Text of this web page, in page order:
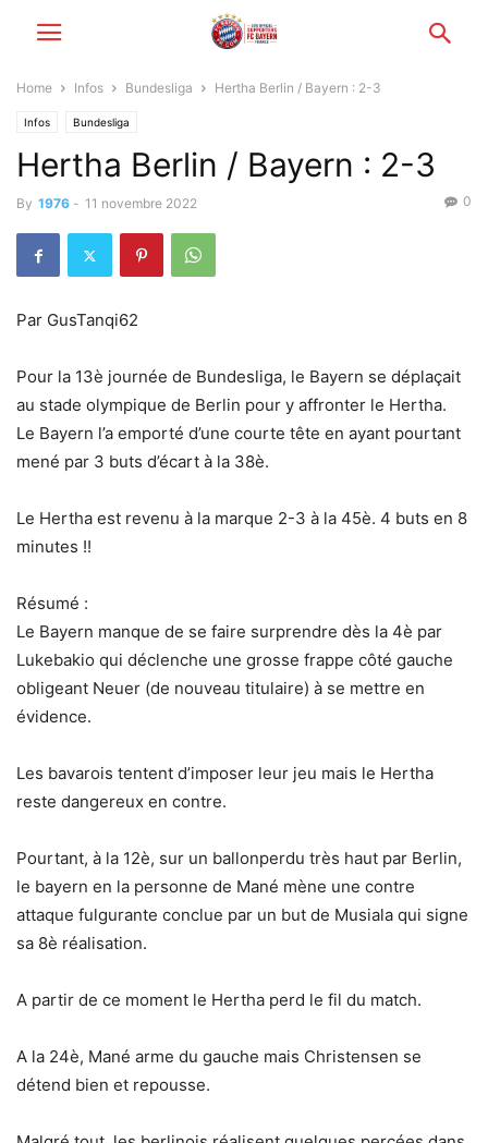
Home Infos Bundesliga Hertha Berlin / Bayern : 2-3
Infos Bundesliga
Hertha Berlin / Bayern : 2-3
By 1976 - 11 novembre 2022 0
Par GusTanqi62
Pour la 13è journée de Bundesliga, le Bayern se déplaçait
au stade olympique de Berlin pour y affronter le Hertha.
Le Bayern l’a emporté d’une courte tête en ayant pourtant
mené par 3 buts d’écart à la 38è.
Le Hertha est revenu à la marque 2-3 à la 45è. 4 buts en 8
minutes !!
Résumé :
Le Bayern manque de se faire surprendre dès la 4è par
Lukebakio qui déclenche une grosse frappe côté gauche
obligeant Neuer (de nouveau titulaire) à se mettre en
évidence.
Les bavarois tentent d’imposer leur jeu mais le Hertha
reste dangereux en contre.
Pourtant, à la 12è, sur un ballonperdu très haut par Berlin,
le bayern en la personne de Mané mène une contre
attaque fulgurante conclue par un but de Musiala qui signe
sa 8è réalisation.
A partir de ce moment le Hertha perd le fil du match.
A la 24è, Mané arme du gauche mais Christensen se
détend bien et repousse.